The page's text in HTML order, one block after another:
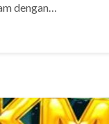
dengan…